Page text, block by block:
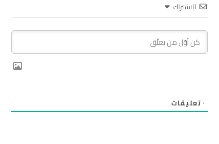
الاشتراك
٠ تعليقات